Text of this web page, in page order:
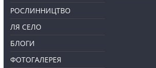
РОСЛИННИЦТВО
ЛЯ СЕЛО
БЛОГИ
ФОТОГАЛЕРЕЯ